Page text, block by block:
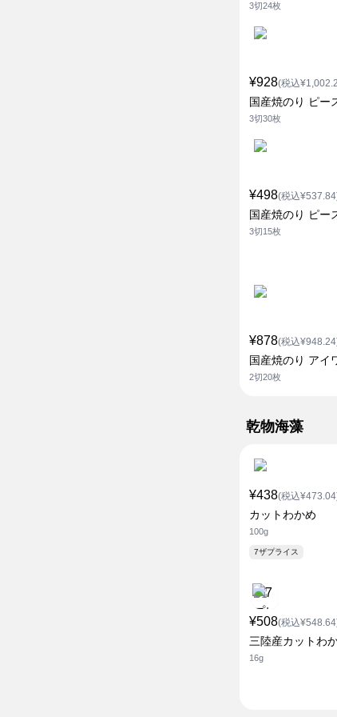
3切24枚
¥928(税込
国産焼のり ピー
3切30枚
¥498(税込
国産焼のり ピー
3切15枚
¥878(税込
国産焼のり アイ
2切20枚
乾物海藻
¥438(税込
カットわかめ
100g
7ザプライス
¥508(税込
三陸産カットわ
16g